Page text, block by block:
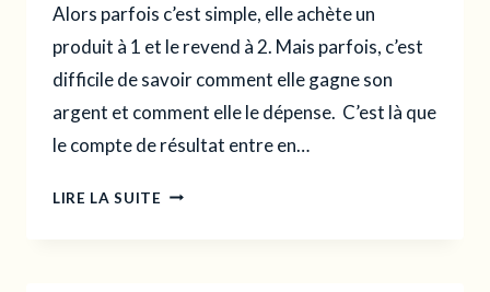
Alors parfois c’est simple, elle achète un
produit à 1 et le revend à 2. Mais parfois, c’est
difficile de savoir comment elle gagne son
argent et comment elle le dépense. C’est là que
le compte de résultat entre en…
LIRE LA SUITE P&L